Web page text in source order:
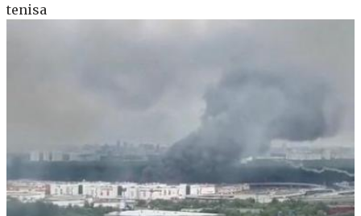
tenisa